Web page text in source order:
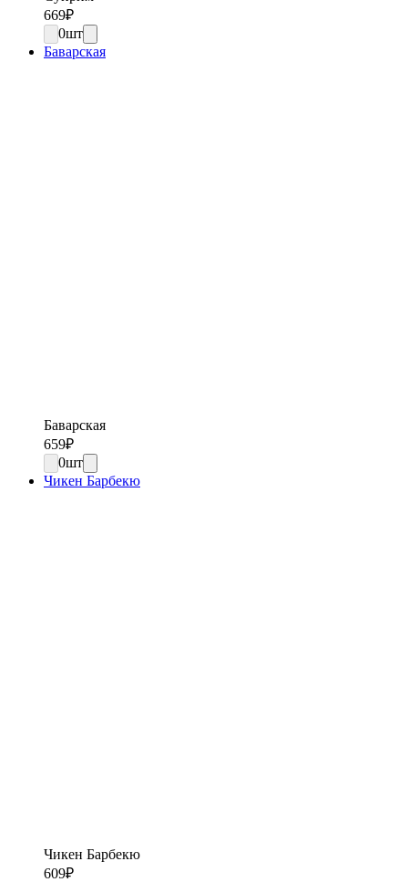
669₽
0шт
Баварская
Баварская
659₽
0шт
Чикен Барбекю
Чикен Барбекю
609₽